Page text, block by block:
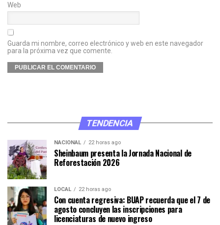
Web
Guarda mi nombre, correo electrónico y web en este navegador
para la próxima vez que comente.
TENDENCIA
NACIONAL 22 horas ago
Sheinbaum presenta la Jornada Nacional de
Reforestación 2026
LOCAL 22 horas ago
Con cuenta regresiva: BUAP recuerda que el 7 de
agosto concluyen las inscripciones para
licenciaturas de nuevo ingreso